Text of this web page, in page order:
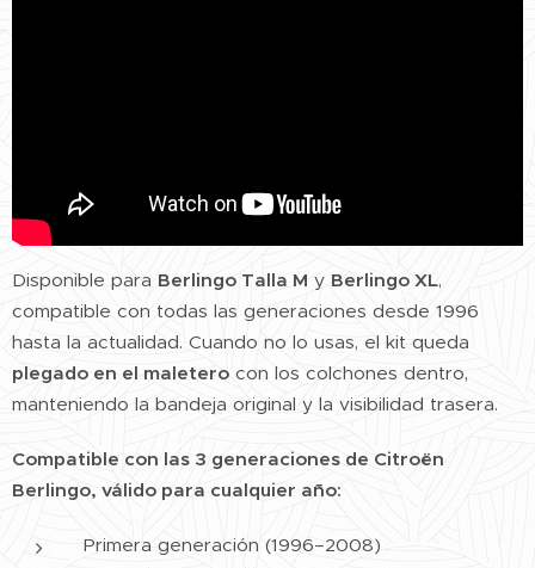
Disponible para Berlingo Talla M y Berlingo XL,
compatible con todas las generaciones desde 1996
hasta la actualidad. Cuando no lo usas, el kit queda
plegado en el maletero con los colchones dentro,
manteniendo la bandeja original y la visibilidad trasera.
Compatible con las 3 generaciones de Citroën
Berlingo, válido para cualquier año:
Primera generación (1996–2008)